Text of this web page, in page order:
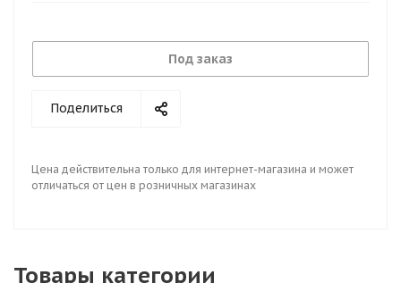
Под заказ
Поделиться
Цена действительна только для интернет-магазина и может
отличаться от цен в розничных магазинах
Товары категории